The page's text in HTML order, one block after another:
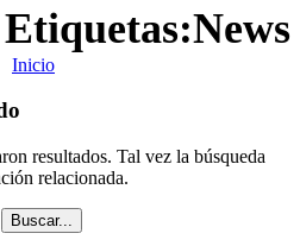
Inicio
resultados. Tal vez la búsqueda
relacionada.
Buscar...